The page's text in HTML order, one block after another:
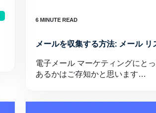
メールを収集する方法: メール
電子メール マーケティングにと
あるかはご存知かと思います…